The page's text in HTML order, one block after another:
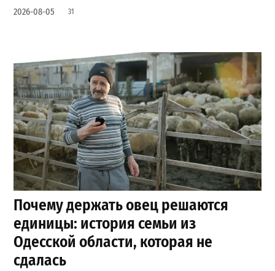
2026-08-05 31
Почему держать овец решаются
единицы: история семьи из
Одесской области, которая не
сдалась